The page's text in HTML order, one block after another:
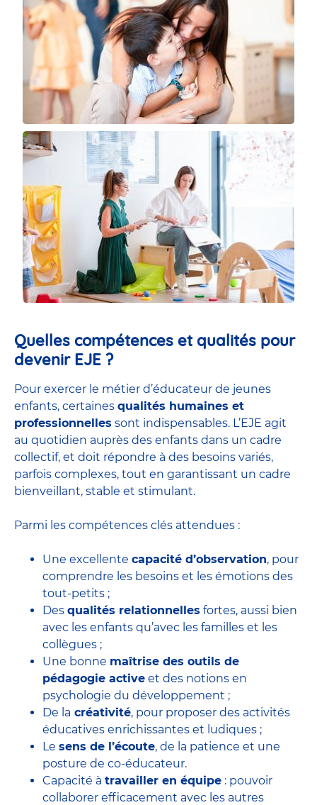
Quelles compétences et qualités pour
devenir EJE ?
Pour exercer le métier d’éducateur de jeunes
enfants, certaines qualités humaines et
professionnelles sont indispensables. L’EJE agit
au quotidien auprès des enfants dans un cadre
collectif, et doit répondre à des besoins variés,
parfois complexes, tout en garantissant un cadre
bienveillant, stable et stimulant.
Parmi les compétences clés attendues :
Une excellente capacité d’observation, pour
comprendre les besoins et les émotions des
tout-petits ;
Des qualités relationnelles fortes, aussi bien
avec les enfants qu’avec les familles et les
collègues ;
Une bonne maîtrise des outils de
pédagogie active et des notions en
psychologie du développement ;
De la créativité, pour proposer des activités
éducatives enrichissantes et ludiques ;
Le sens de l’écoute, de la patience et une
posture de co-éducateur.
Capacité à travailler en équipe : pouvoir
collaborer efficacement avec les autres